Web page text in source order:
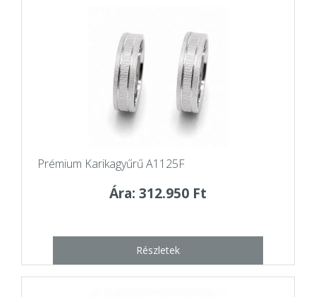
Prémium Karikagyűrű A1125F
Ára: 312.950 Ft
Részletek